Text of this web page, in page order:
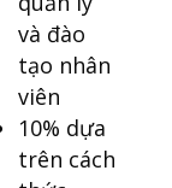
và đào
tạo nhân
viên
10% dựa
trên cách